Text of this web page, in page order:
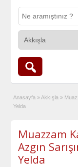
Anasayfa » Akkışla »
Yelda
Muazzam
Azgın
Yelda